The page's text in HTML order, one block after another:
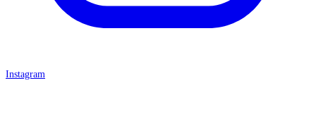
Instagram